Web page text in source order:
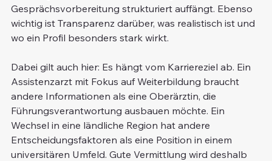
Gesprächsvorbereitung strukturiert auffängt. Ebenso
wichtig ist Transparenz darüber, was realistisch ist und
wo ein Profil besonders stark wirkt.
Dabei gilt auch hier: Es hängt vom Karriereziel ab. Ein
Assistenzarzt mit Fokus auf Weiterbildung braucht
andere Informationen als eine Oberärztin, die
Führungsverantwortung ausbauen möchte. Ein
Wechsel in eine ländliche Region hat andere
Entscheidungsfaktoren als eine Position in einem
universitären Umfeld. Gute Vermittlung wird deshalb